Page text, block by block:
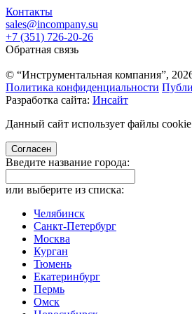
Контакты
sales@incompany.su
+7 (351) 726-20-26
Обратная связь
© “Инструментальная компания”,
Политика конфиденциальности
Разработка сайта: Инсайт
Данный сайт использует файлы
Согласен
Введите название города:
или выберите из списка:
Челябинск
Санкт-Петербург
Москва
Курган
Тюмень
Екатеринбург
Пермь
Омск